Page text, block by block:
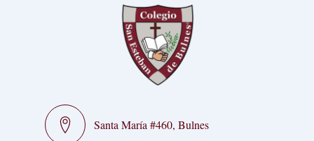
Santa María #460, Bulnes